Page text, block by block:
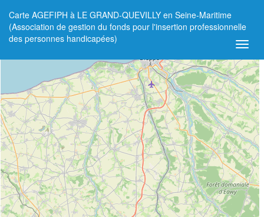
Carte AGEFIPH à LE GRAND-QUEVILLY en Seine-Maritime
(Association de gestion du fonds pour l'insertion professionnelle
des personnes handicapées)
+
−